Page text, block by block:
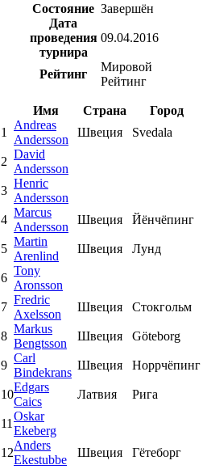
Состояние Завершён
Дата
проведения
турнира
09.04.2016
Рейтинг
Мировой
Рейтинг
Имя Страна
Город
1
Andreas
Andersson
Швеция Svedala
2
David
Andersson
3
Henric
Andersson
4
Marcus
Andersson
Швеция Йёнчёпинг
5
Martin
Arenlind
Швеция Лунд
6
Tony
Aronsson
7
Fredric
Axelsson
Швеция Стокгольм
8
Markus
Bengtsson
Швеция Göteborg
9
Carl
Bindekrans
Швеция Норрчёпинг
10
Edgars
Caics
Латвия Рига
11
Oskar
Ekeberg
12
Anders
Ekestubbe
Швеция
Гётеборг